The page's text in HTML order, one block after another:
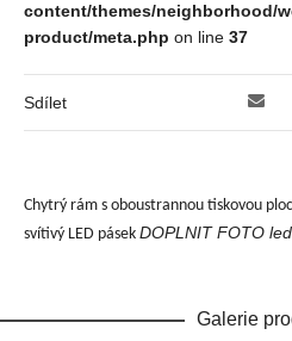
content/themes/neighborhood/
product/meta.php on line 37
Sdílet
Chytrý rám s oboustrannou tiskovou
svítivý LED pásek DOPLNITFOTO
Galerie